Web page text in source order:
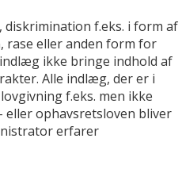
diskrimination f.eks. i form af
rase eller anden form for
ikke bringe indhold af
Alle indlæg, der er i
f.eks. men ikke
ophavsretsloven bliver
erfarer